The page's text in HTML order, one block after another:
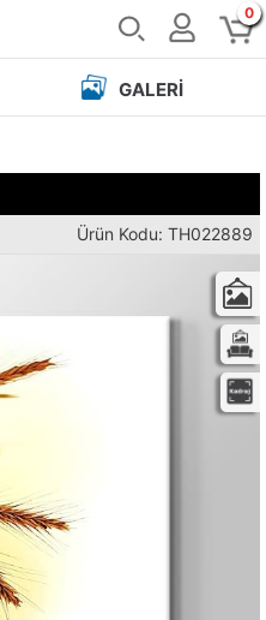
0
GALERI
Ürün Kodu: TH022889